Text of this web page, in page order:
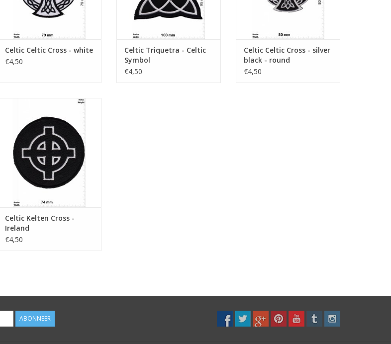
Celtic Celtic Cross - white
€4,50
Celtic Triquetra - Celtic
Symbol
€4,50
Celtic Celtic Cross - silver
black - round
€4,50
Kelten Cross - Ireland
TOEVOEGEN AAN WINKELWAGEN
Celtic Kelten Cross -
Ireland
€4,50
ABONNEER